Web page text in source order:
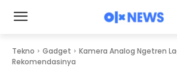
Tekno Gadget
Kamera Analog Ngetren
Rekomendasinya